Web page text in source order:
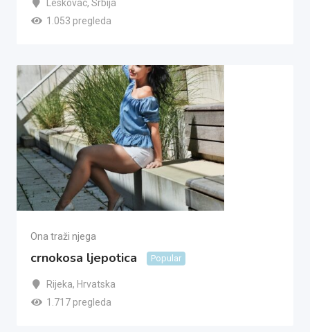
Leskovac, Srbija
1.053 pregleda
Ona traži njega
crnokosa ljepotica Popular
Rijeka, Hrvatska
1.717 pregleda